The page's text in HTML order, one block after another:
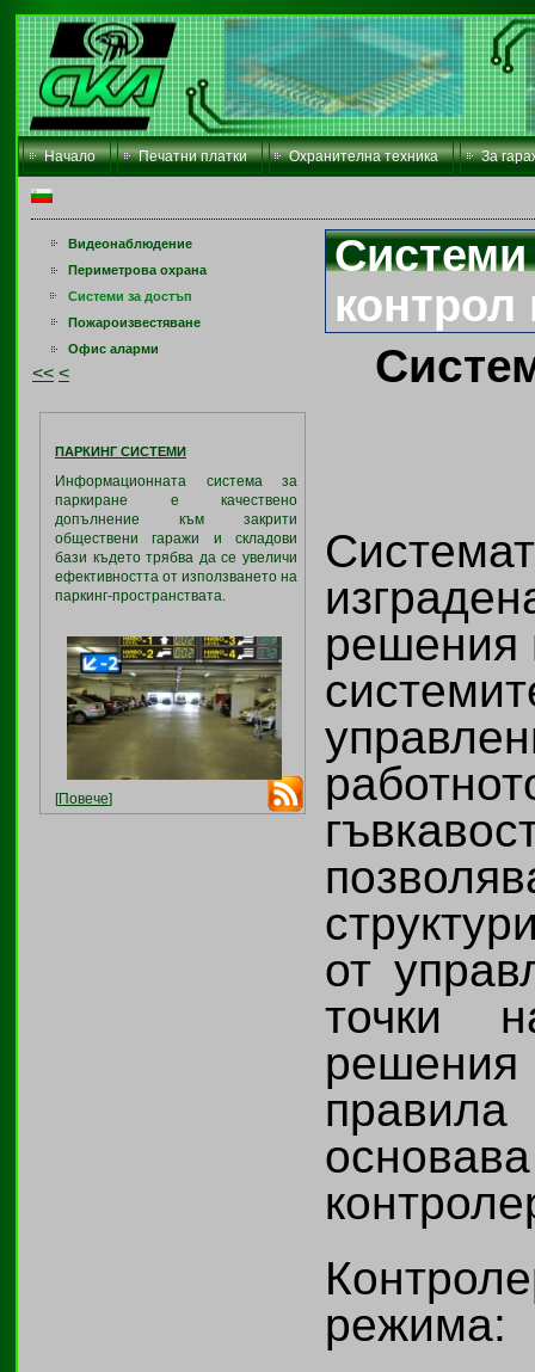
Начало Печатни платки Охранителна техника За
Видеонаблюдение
Периметрова охрана
Системи за достъп
Пожароизвестяване
Офис аларми
<< <
ПАРКИНГ СИСТЕМИ
Информационната система за
паркиране е качествено
допълнение към закрити
обществени гаражи и складови
бази където трябва да се увеличи
ефективността от използването на
паркинг-пространствата.
[Повече]
контрол
решения
от
точки
режима: